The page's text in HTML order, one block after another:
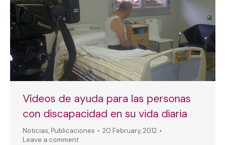
Vídeos de ayuda para las personas
con discapacidad en su vida diaria
Noticias, Publicaciones
20 February, 2012
Leave a comment